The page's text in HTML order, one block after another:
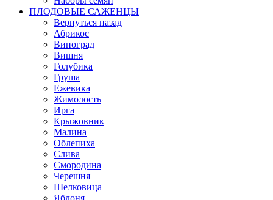
ПЛОДОВЫЕ САЖЕНЦЫ
Вернуться назад
Абрикос
Виноград
Вишня
Голубика
Груша
Ежевика
Жимолость
Ирга
Крыжовник
Малина
Облепиха
Слива
Смородина
Черешня
Шелковица
Яблоня